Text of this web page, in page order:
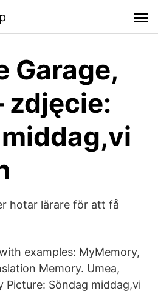
Garage,
zdjęcie:
hotar lärare för att få
examples: MyMemory,
Memory. Umea,
Picture: Söndag middag,vi